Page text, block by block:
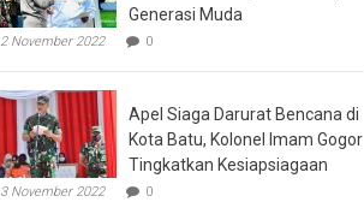
Generasi Muda
2 November 2022 0
Apel Siaga Darurat Bencana di
Kota Batu, Kolonel Imam Gogor
Tingkatkan Kesiapsiagaan
3 November 2022 0